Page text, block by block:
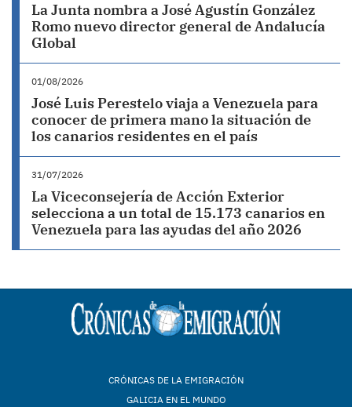
La Junta nombra a José Agustín González
Romo nuevo director general de Andalucía
Global
01/08/2026
José Luis Perestelo viaja a Venezuela para
conocer de primera mano la situación de
los canarios residentes en el país
31/07/2026
La Viceconsejería de Acción Exterior
selecciona a un total de 15.173 canarios en
Venezuela para las ayudas del año 2026
CRÓNICAS DE LA EMIGRACIÓN
GALICIA EN EL MUNDO